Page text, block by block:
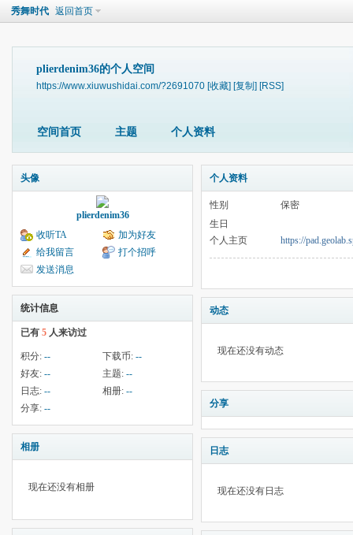
秀舞时代 返回首页
plierdenim36的个人空间
https://www.xiuwushidai.com/?2691070 [收藏] [复制] [RSS]
空间首页 主题 个人资料
头像
plierdenim36
收听TA
加为好友
给我留言
打个招呼
发送消息
统计信息
已有 5 人来访过
积分: -- 下载币: --
好友: -- 主题: --
日志: -- 相册: --
分享: --
相册
现在还没有相册
个人资料
性别
保密
生日
个人主页
https://
动态
现在还没有动态
分享
日志
现在还没有日志